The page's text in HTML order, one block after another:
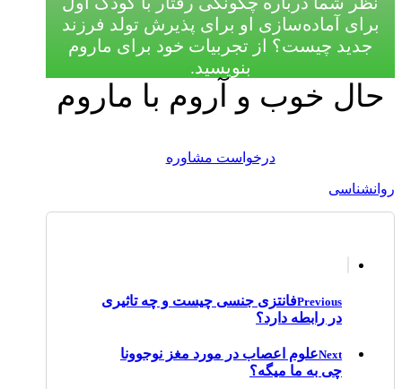
برای آماده‌سازی او برای پذیرش تولد فرزند
جدید چیست؟ از تجربیات خود برای ماروم
بنویسید.
حال خوب و آروم با ماروم
درخواست مشاوره
روانشناسی
Previousفانتزی جنسی چیست و چه تاثیری
در رابطه دارد؟
Nextعلوم اعصاب در مورد مغز نوجوونا
چی به ما میگه؟